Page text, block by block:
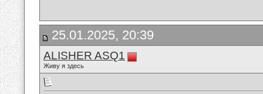
25.01.2025, 20:39
ALISHER ASQ1
Живу я здесь